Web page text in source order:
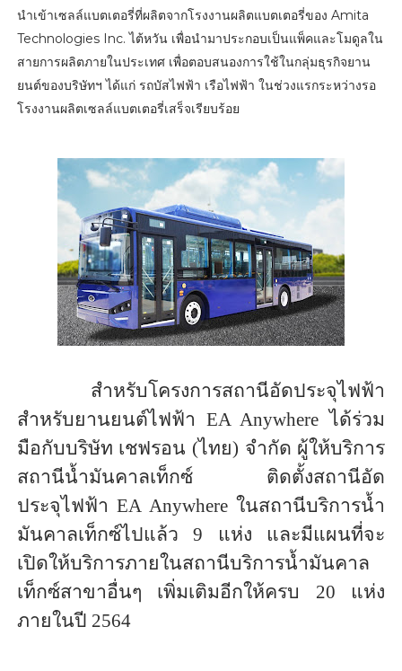
นำเข้าเซลล์แบตเตอรี่ที่ผลิตจากโรงงานผลิตแบตเตอรี่ของ Amita
Technologies Inc. ไต้หวัน เพื่อนำมาประกอบเป็นแพ็คและโมดูลใน
สายการผลิตภายในประเทศ เพื่อตอบสนองการใช้ในกลุ่มธุรกิจยาน
ยนต์ของบริษัทฯ ได้แก่ รถบัสไฟฟ้า เรือไฟฟ้า ในช่วงแรกระหว่างรอ
โรงงานผลิตเซลล์แบตเตอรี่เสร็จเรียบร้อย
สำหรับโครงการสถานีอัดประจุไฟฟ้า
สำหรับยานยนต์ไฟฟ้า EA Anywhereได้ร่วม
มือกับบริษัท เชฟรอน (ไทย) จำกัด ผู้ให้บริการ
สถานีน้ำมันคาลเท็กซ์ ติดตั้งสถานีอัด
ประจุไฟฟ้าEA Anywhereในสถานีบริการน้ำ
มันคาลเท็กซ์ไปแล้ว9 แห่ง และมีแผนที่จะ
เปิดให้บริการภายในสถานีบริการน้ำมันคาล
เท็กซ์สาขาอื่นๆ เพิ่มเติมอีกให้ครบ 20 แห่ง
ภายในปี 2564